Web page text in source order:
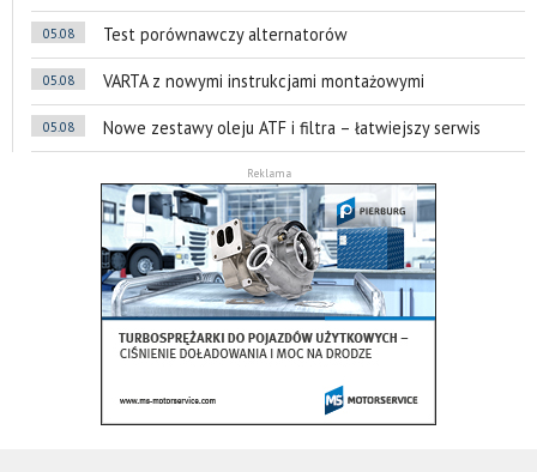
05.08 Test porównawczy alternatorów
05.08 VARTA z nowymi instrukcjami montażowymi
05.08 Nowe zestawy oleju ATF i filtra – łatwiejszy serwis
Reklama